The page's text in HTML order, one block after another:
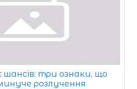
три ознаки, що
розлучення